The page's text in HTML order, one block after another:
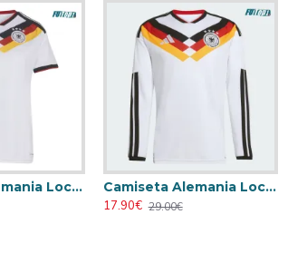
Camiseta Alemania Local Mundial 2026 Blanco Mujer
Camiseta Alemania Local Mundial 2026 ML Blanco
17.90€ 29.00€